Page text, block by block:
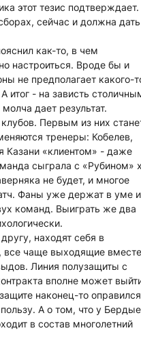
этот тезис подтверждает.
сейчас и должна дать
как-то, в чем
настроиться. Вроде бы и
не предполагает какого-
итог - на зависть
дает результат.
Первым из них
тренеры: Кобелев,
Казани «клиентом» - даже
сыграла с «Рубином»
не будет, и многое
Фаны уже держат в уме и
команд. Выиграть же два
находят себя в
все чаще выходящие
Линия полузащиты с
вполне может
наконец-то
А о том, что у
в состав многолетний